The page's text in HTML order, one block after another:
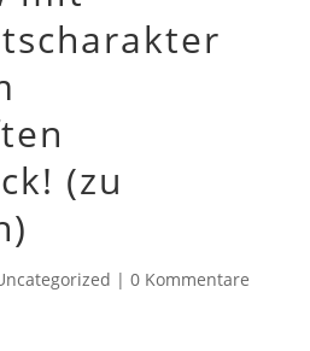
(zu
| 0 Kommentare